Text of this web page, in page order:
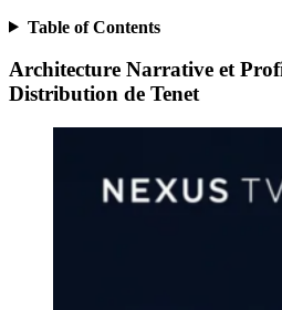
Table of Contents
Architecture Narrative et
Distribution de Tenet